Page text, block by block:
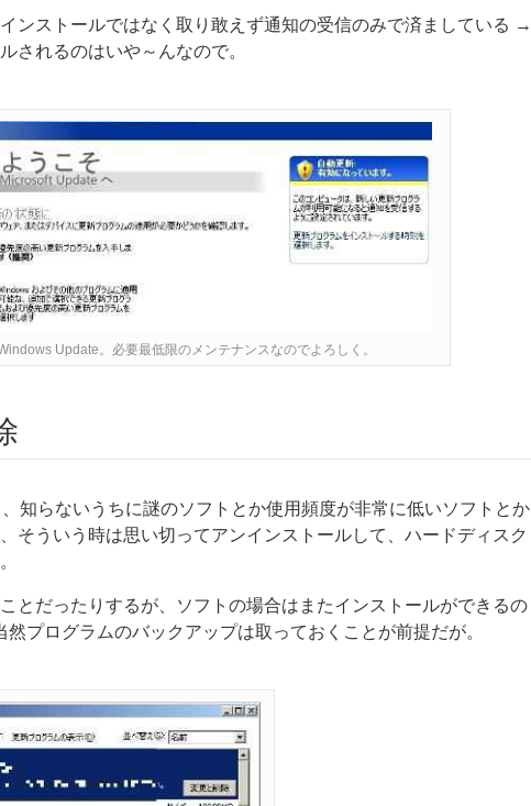
ンストールではなく取り敢えず通知の受信のみで済ましている →
されるのはいや～んなので。
Update。必要最低限のメンテナンスなのでよろしく。
知らないうちに謎のソフトとか使用頻度が非常に低いソフトとか
そういう時は思い切ってアンインストールして、ハードディスク
とだったりするが、ソフトの場合はまたインストールができるの
プログラムのバックアップは取っておくことが前提だが。